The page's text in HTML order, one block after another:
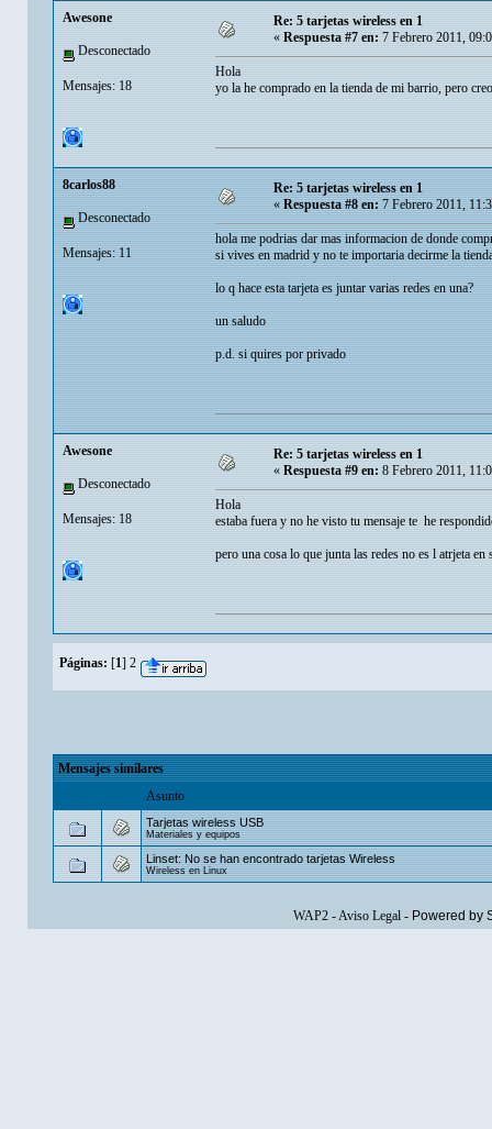
Awesone
Desconectado
Mensajes: 18
Re: 5 tarjetas wireless en 1
« Respuesta #7 en: 7 Febrero 2011,
Hola
yo la he comprado en la tienda de mi barrio, pero
8carlos88
Desconectado
Mensajes: 11
Re: 5 tarjetas wireless en 1
«Respuesta #8 en:7 Febrero 2011,
hola me podrias dar mas informacion de donde
si vives en madrid y no te importaria decirme la
lo q hace esta tarjeta es juntar varias redes en una?
un saludo
p.d. si quires por privado
Awesone
Desconectado
Mensajes: 18
Re: 5 tarjetas wireless en 1
« Respuesta #9 en: 8 Febrero 2011,
Hola
estaba fuera y no he visto tu mensaje te he
pero una cosa lo que junta las redes no es l atrjeta
Páginas: [1] 2
Mensajes similares
Asunto
Tarjetas wireless USB
Materiales y equipos
Linset: No se han encontrado tarjetas Wireless
Wireless en Linux
WAP2-Aviso Legal- Powered by